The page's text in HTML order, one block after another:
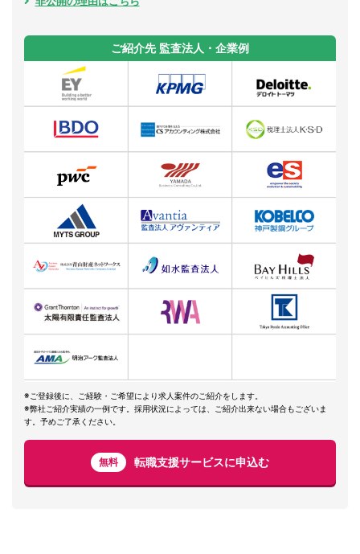
ご紹介先 監査法人・企業例
※ご登録後に、ご経験・ご希望により求人案件のご紹介をします。
※弊社ご紹介実績の一例です。採用状況によっては、ご紹介出来ない場合もございま
す。予めご了承ください。
無料 転職支援サービスに申込む